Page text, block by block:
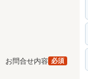
お問合せ内容 必須